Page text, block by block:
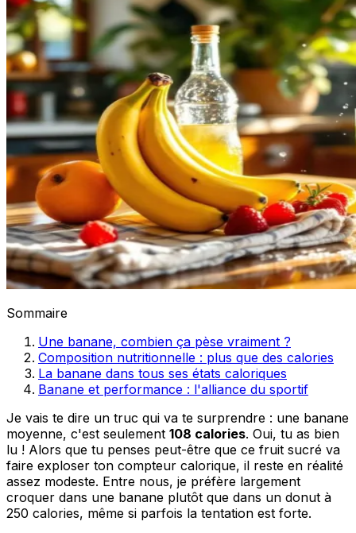
Sommaire
Une banane, combien ça pèse vraiment ?
Composition nutritionnelle : plus que des calories
La banane dans tous ses états caloriques
Banane et performance : l'alliance du sportif
Je vais te dire un truc qui va te surprendre : une banane
moyenne, c'est seulement 108 calories. Oui, tu as bien
lu ! Alors que tu penses peut-être que ce fruit sucré va
faire exploser ton compteur calorique, il reste en réalité
assez modeste. Entre nous, je préfère largement
croquer dans une banane plutôt que dans un donut à
250 calories, même si parfois la tentation est forte.